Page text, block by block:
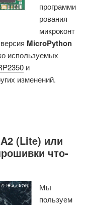
программи
рования
микроконт
MicroPython
используемых
и
изменений.
(Lite) или
что-
Мы
пользуем